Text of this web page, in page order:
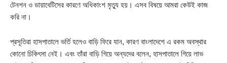
টেনশন ও ডায়াবেটিসের কারণে অধিকাংশ মৃত্যু হয়। এসব বিষয়ে আমরা কেউই কাজ
করি না।
প্রসূতিরা হাসপাতালে ভর্তি হলেও বাড়ি ফিরে যান, কারণ বাংলাদেশে এ রকম অবস্থার
কোনো চিকিৎসা নেই। এবং তাঁরা বাড়ি গিয়ে অন্যদের বলেন, হাসপাতালে গিয়ে লাভ